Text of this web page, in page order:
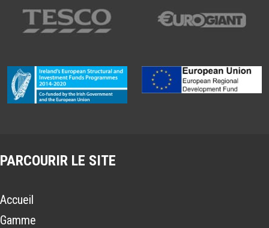
PARCOURIR LE SITE
Accueil
Gamme